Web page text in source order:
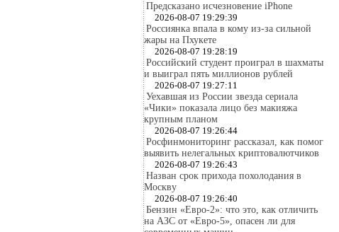
Предсказано исчезновение iPhone
2026-08-07 19:29:39
Россиянка впала в кому из-за сильной
жары на Пхукете
2026-08-07 19:28:19
Российский студент проиграл в шахматы
и выиграл пять миллионов рублей
2026-08-07 19:27:11
Уехавшая из России звезда сериала
«Чики» показала лицо без макияжа
крупным планом
2026-08-07 19:26:44
Росфинмониторинг рассказал, как помог
выявить нелегальных криптовалютчиков
2026-08-07 19:26:43
Назван срок прихода похолодания в
Москву
2026-08-07 19:26:40
Бензин «Евро-2»: что это, как отличить
на АЗС от «Евро-5», опасен ли для